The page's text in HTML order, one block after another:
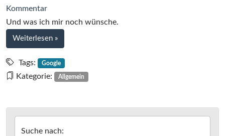
Kommentarzu
Weshalb
Google
Plus
genial
ist
Und was ich mir noch wünsche.
Weiterlesen bei
Weshalb
Google
Plus
»
Tags: Google
Kategorie: Allgemein
Suche nach: